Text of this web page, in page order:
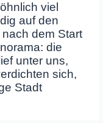
viel
auf den
dem Start
die
unter uns,
sich,
Stadt